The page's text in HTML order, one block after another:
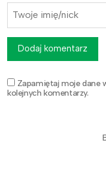
Zapamiętaj moje dane
kolejnych komentarzy.
Dodaj komentarz